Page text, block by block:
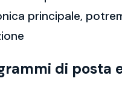
principale,
di posta